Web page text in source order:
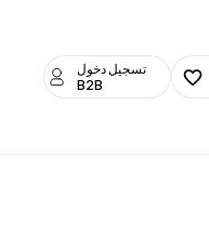
تسجيل دخول
B2B